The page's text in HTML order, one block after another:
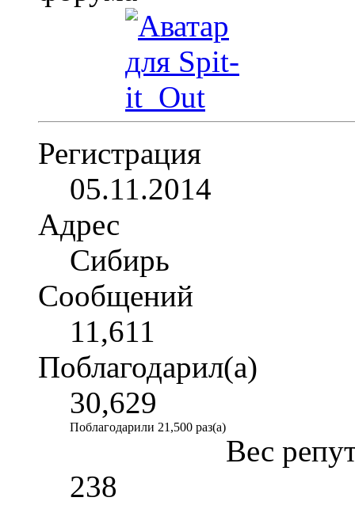
Регистрация
05.11.2014
Адрес
Сибирь
Сообщений
11,611
Поблагодарил(а)
30,629
Поблагодарили 21,500 раз(а)
Вес
238